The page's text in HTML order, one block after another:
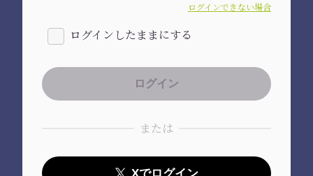
ログインできない場合
ログインしたままにする
または